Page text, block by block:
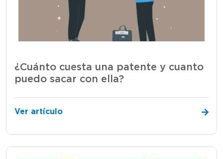
¿Cuánto cuesta una patente y cuanto
puedo sacar con ella?
Ver artículo